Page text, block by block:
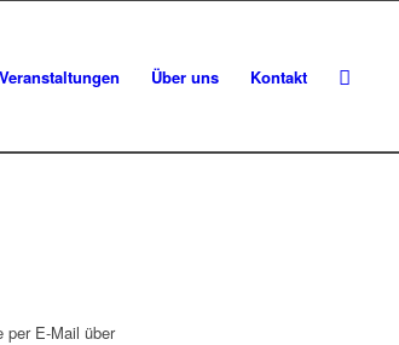
Über uns Kontakt
per E-Mail über